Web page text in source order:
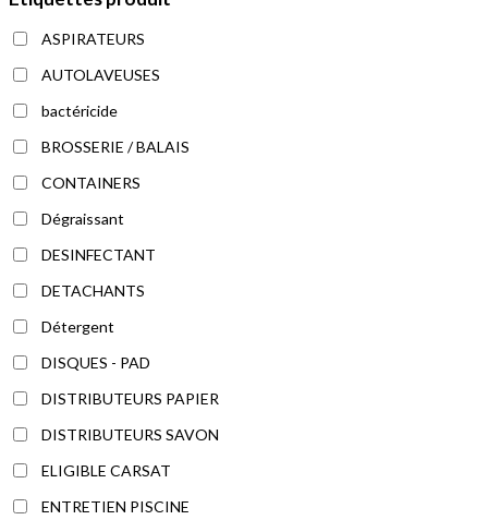
ASPIRATEURS
AUTOLAVEUSES
bactéricide
BROSSERIE / BALAIS
CONTAINERS
Dégraissant
DESINFECTANT
DETACHANTS
Détergent
DISQUES - PAD
DISTRIBUTEURS PAPIER
DISTRIBUTEURS SAVON
ELIGIBLE CARSAT
ENTRETIEN PISCINE